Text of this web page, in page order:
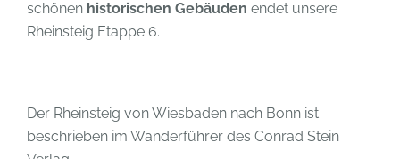
schönen historischen Gebäuden endet unsere
Rheinsteig Etappe 6.
Der Rheinsteig von Wiesbaden nach Bonn ist
beschrieben im Wanderführer des Conrad Stein